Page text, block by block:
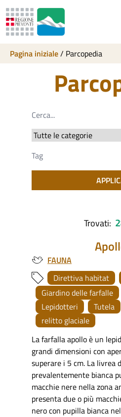
Pagina iniziale/ Parcopedia
Trovati:
FAUNA
Direttiva habitat
Giardino delle farfalle
Lepidotteri
Tutela
relitto glaciale
La farfalla apollo è un
grandi dimensioni con
superare i 5 cm. La livrea
prevalentemente bianca
macchie nere nella zona
presenta due o più
nero con pupilla bianca